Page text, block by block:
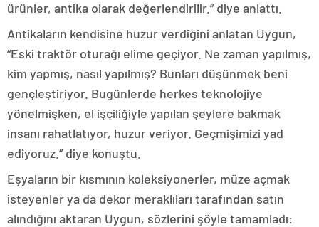
ürünler, antika olarak değerlendirilir.” diye anlattı.
Antikaların kendisine huzur verdiğini anlatan Uygun,
“Eski traktör oturağı elime geçiyor. Ne zaman yapılmış,
kim yapmış, nasıl yapılmış? Bunları düşünmek beni
gençleştiriyor. Bugünlerde herkes teknolojiye
yönelmişken, el işçiliğiyle yapılan şeylere bakmak
insanı rahatlatıyor, huzur veriyor. Geçmişimizi yad
ediyoruz.” diye konuştu.
Eşyaların bir kısmının koleksiyonerler, müze açmak
isteyenler ya da dekor meraklıları tarafından satın
alındığını aktaran Uygun, sözlerini şöyle tamamladı: